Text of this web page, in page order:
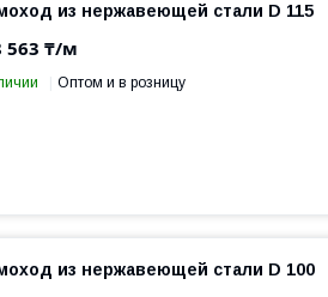
из нержавеющей стали D 115
563 ₸/м
Оптом и в розницу
из нержавеющей стали D 100